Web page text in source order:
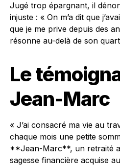
Jugé trop épargnant, il
injuste : « On m’a dit que
que je me prive depuis des
résonne au-delà de son
Le
Jean-Marc
« J’ai consacré ma vie au
chaque mois une petite
**Jean-Marc**, un retraité
sagesse financière acquise